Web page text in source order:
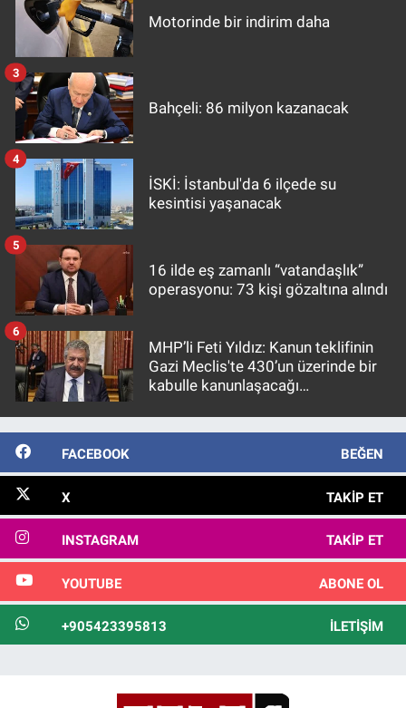
Motorinde bir indirim daha
Bahçeli: 86 milyon kazanacak
3
İSKİ: İstanbul'da 6 ilçede su
kesintisi yaşanacak
4
16 ilde eş zamanlı “vatandaşlık”
operasyonu: 73 kişi gözaltına alındı
5
MHP’li Feti Yıldız: Kanun teklifinin
Gazi Meclis'te 430’un üzerinde bir
kabulle kanunlaşacağı
6
FACEBOOK BEĞEN
X TAKIP ET
INSTAGRAM TAKIP ET
YOUTUBE ABONE OL
+905423395813 İLETIŞIM